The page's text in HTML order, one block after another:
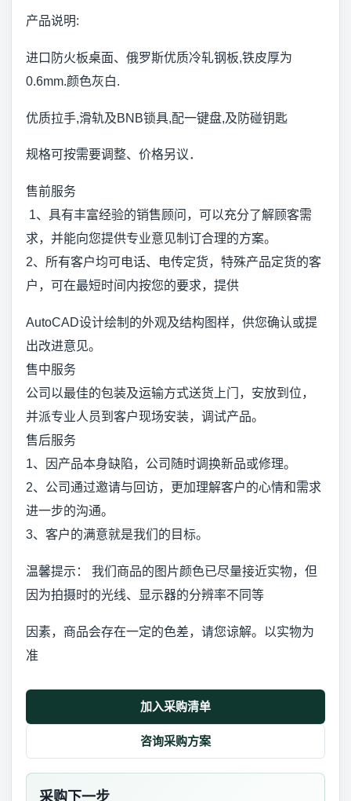
产品说明:
进口防火板桌面、俄罗斯优质冷轧钢板,铁皮厚为
0.6mm.颜色灰白.
优质拉手,滑轨及BNB锁具,配一键盘,及防碰钥匙
规格可按需要调整、价格另议．
售前服务
1、具有丰富经验的销售顾问，可以充分了解顾客需
求，并能向您提供专业意见制订合理的方案。
2、所有客户均可电话、电传定货，特殊产品定货的客
户，可在最短时间内按您的要求，提供
AutoCAD设计绘制的外观及结构图样，供您确认或提
出改进意见。
售中服务
公司以最佳的包装及运输方式送货上门，安放到位，
并派专业人员到客户现场安装，调试产品。
售后服务
1、因产品本身缺陷，公司随时调换新品或修理。
2、公司通过邀请与回访，更加理解客户的心情和需求
进一步的沟通。
3、客户的满意就是我们的目标。
温馨提示： 我们商品的图片颜色已尽量接近实物，但
因为拍摄时的光线、显示器的分辨率不同等
因素，商品会存在一定的色差，请您谅解。以实物为
准
加入采购清单
咨询采购方案
采购下一步